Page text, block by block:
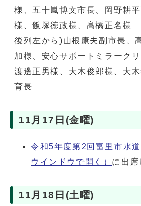
様、五十嵐博文市長、岡野耕
様、飯塚徳政様、髙橋正名様
後列左から)山根康夫副市長、
加様、安心サポートミラーク
渡邊正男様、大木俊郎様、大
育長
11月17日(金曜)
令和5年度第2回富里市水
ウインドウで開く） に出席
11月18日(土曜)